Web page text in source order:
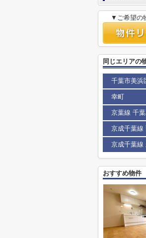
▼ご希望の
同じエリアの
千葉市美浜
幸町
京葉線 千葉
京成千葉線
京成千葉線
おすすめ物件